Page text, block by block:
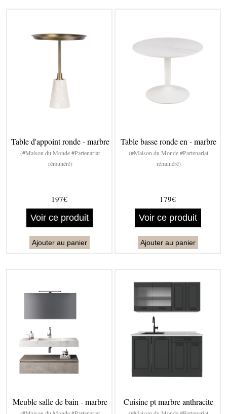
Table d'appoint ronde - marbre
(#Maison du Monde #Partenariat
rémunéré)
197€
Voir ce produit
Ajouter au panier
Table basse ronde en - marbre
(#Maison du Monde #Partenariat
rémunéré)
179€
Voir ce produit
Ajouter au panier
Meuble salle de bain - marbre Cuisine pt marbre anthracite